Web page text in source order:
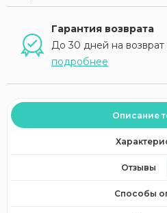
Гарантия возврата
До 30 дней на возврат
подробнее
Описание
Отзывы
Способы